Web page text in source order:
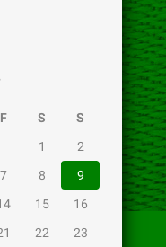
F S
S
1
2
7 8
9
15
16
22
23